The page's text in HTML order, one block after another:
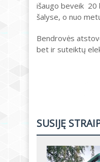
išaugo beveik 20
šalyse, o nuo
Bendrovės
bet ir suteiktų
SUSIJĘ